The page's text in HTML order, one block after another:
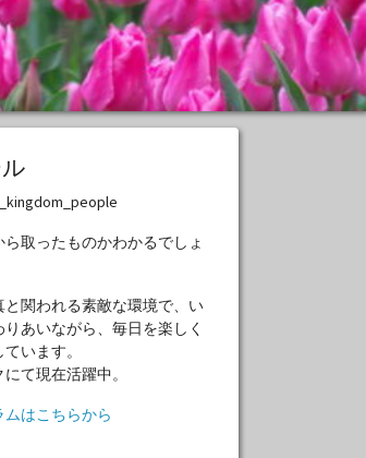
取ったものかわかるでしょ
関われる素敵な環境で、い
あいながら、毎日を楽しく
います。
て現在活躍中。
はこちらから